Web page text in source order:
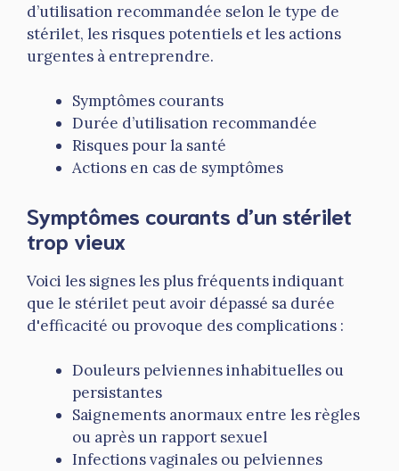
d’utilisation recommandée selon le type de
stérilet, les risques potentiels et les actions
urgentes à entreprendre.
Symptômes courants
Durée d’utilisation recommandée
Risques pour la santé
Actions en cas de symptômes
Symptômes courants d’un stérilet
trop vieux
Voici les signes les plus fréquents indiquant
que le stérilet peut avoir dépassé sa durée
d'efficacité ou provoque des complications :
Douleurs pelviennes inhabituelles ou
persistantes
Saignements anormaux entre les règles
ou après un rapport sexuel
Infections vaginales ou pelviennes